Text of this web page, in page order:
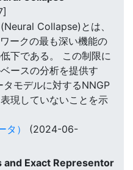
Collapse)とは、
ークの最も深い機能の
下である。 この制限に
ースの分析を提供す
モデルに対するNNGP
現していないことを示
）
(2024-06-
and Exact Representor